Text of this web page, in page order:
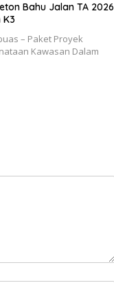
Bahu Jalan TA 2026
– Paket Proyek
Kawasan Dalam